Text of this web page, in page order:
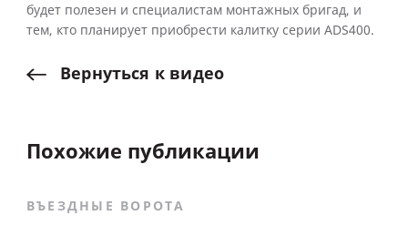
будет полезен и специалистам монтажных бригад, и
тем, кто планирует приобрести калитку серии ADS400.
Вернуться к видео
Похожие публикации
ВЪЕЗДНЫЕ ВОРОТА